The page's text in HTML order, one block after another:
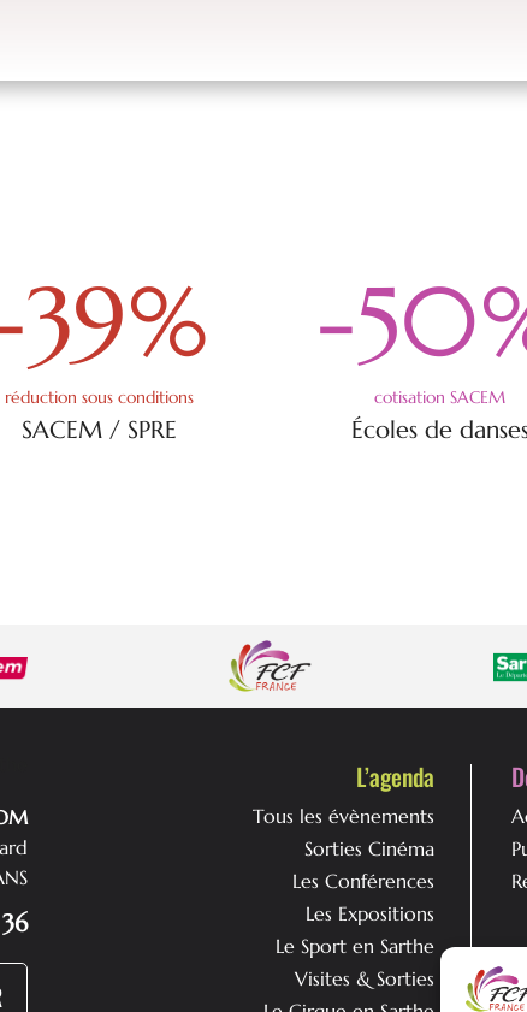
%
réduction sous conditions
SACEM / SPRE
-50
cotisation SACEM
Écoles de
L’agenda
Tous les évènements
Sorties Cinéma
Les Conférences
Les Expositions
Le Sport en Sarthe
Visites & Sorties